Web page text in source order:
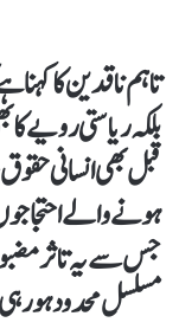
تاہم ناقدین کا
بلکہ ریاستی
قبل بھی انسانی
ہونے والے
جس سے یہ تاثر
مسلسل محدود ہو